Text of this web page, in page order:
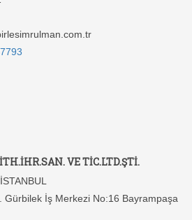
VE TİC.LTD.ŞTİ.
Gürbilek İş Merkezi No:16 Bayrampaşa